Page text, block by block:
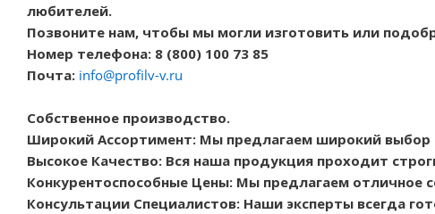
любителей.
Позвоните нам, чтобы мы могли изготовить или
Номер телефона: 8 (800) 100 73 85
Почта: info@profilv-v.ru
Собственное производство.
Широкий Ассортимент: Мы предлагаем широкий
Высокое Качество: Вся наша продукция проходит
Конкурентоспособные Цены: Мы предлагаем отличное
Консультации Специалистов: Наши эксперты всегда